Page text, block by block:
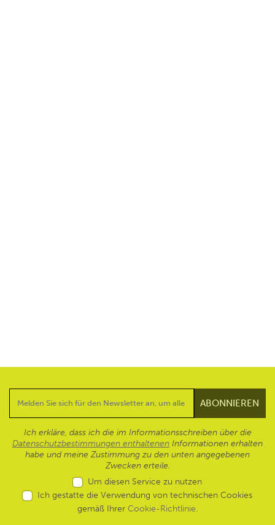
Ich erkläre, dass ich die im Informationsschreiben über die
Datenschutzbestimmungen enthaltenen Informationen erhalten
habe und meine Zustimmung zu den unten angegebenen
Zwecken erteile.
Um diesen Service zu nutzen
Ich gestatte die Verwendung von technischen Cookies
gemäß Ihrer Cookie-Richtlinie.